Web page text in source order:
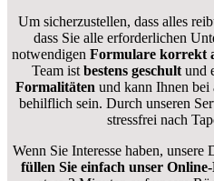
Um sicherzustellen, dass alles
dass Sie alle erforderlichen
notwendigen Formulare korrekt
Team istbestens geschultund
Formalitäten und kann Ihnen
behilflich sein. Durch unseren
stressfrei nach
Wenn Sie Interesse haben,
füllen Sie einfach unser